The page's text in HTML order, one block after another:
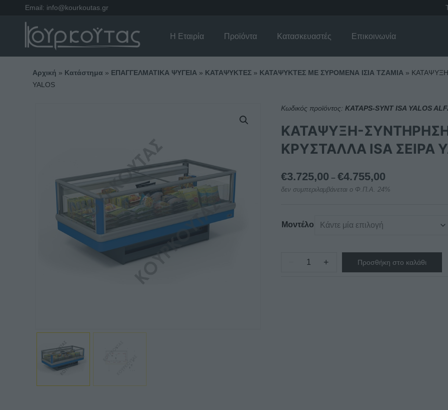
Email: info@kourkoutas.gr
Η Εταιρία Προϊόντα Κατασκευαστές Επικοινωνία
Αρχική » Κατάστημα » ΕΠΑΓΓΕΛΜΑΤΙΚΑ ΨΥΓΕΙΑ» ΚΑΤΑΨΥΚΤΕΣ» ΚΑΤΑΨΥΚΤΕΣ ΜΕ ΣΥΡΟΜΕΝΑ ΙΣΙΑ ΤΖΑΜΙΑ»
YALOS
Κωδικός προϊόντος: KATAPS-SYNT ISA YALOS
ΚΑΤΑΨΥΞΗ-
ΚΡΥΣΤΑΛΛΑ ISA ΣΕΙΡΑ
€3.725,00 – €4.755,00Price
range:
δεν συμπεριλαμβάνεται ο Φ.Π.Α. 24%
Μοντέλο
ΚΑΤΑΨΥΞΗ-+ Προσθήκη στο καλάθι